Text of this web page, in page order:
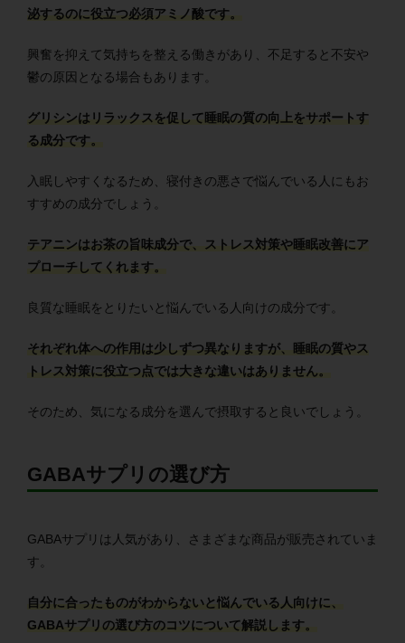
泌するのに役立つ必須アミノ酸です。
興奮を抑えて気持ちを整える働きがあり、不足すると不安や
鬱の原因となる場合もあります。
グリシンはリラックスを促して睡眠の質の向上をサポートす
る成分です。
入眠しやすくなるため、寝付きの悪さで悩んでいる人にもお
すすめの成分でしょう。
テアニンはお茶の旨味成分で、ストレス対策や睡眠改善にア
プローチしてくれます。
良質な睡眠をとりたいと悩んでいる人向けの成分です。
それぞれ体への作用は少しずつ異なりますが、睡眠の質やス
トレス対策に役立つ点では大きな違いはありません。
そのため、気になる成分を選んで摂取すると良いでしょう。
GABAサプリの選び方
GABAサプリは人気があり、さまざまな商品が販売されていま
す。
自分に合ったものがわからないと悩んでいる人向けに、
GABAサプリの選び方のコツについて解説します。